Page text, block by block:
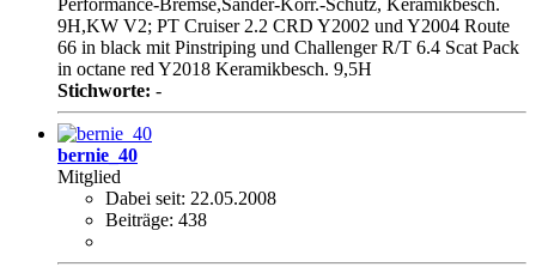
9H,KW V2; PT Cruiser 2.2 CRD Y2002 und Y2004 Route
66 in black mit Pinstriping und Challenger R/T 6.4 Scat Pack
in octane red Y2018 Keramikbesch. 9,5H
Stichworte: -
bernie_40
Mitglied
Dabei seit: 22.05.2008
Beiträge: 438